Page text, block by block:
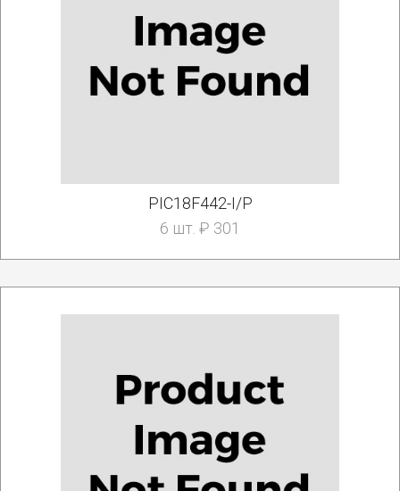
PIC18F442-I/P
6 шт. ₽ 301